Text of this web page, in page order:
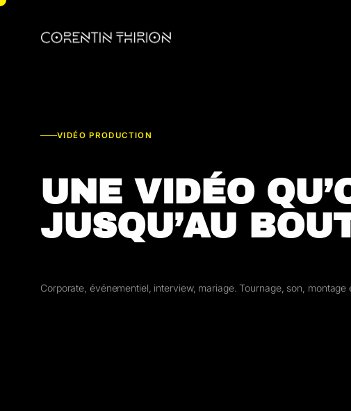
VIDÉO PRODUCTION
UNE VIDÉO
JUSQU’AU
Corporate, événementiel, interview, mariage. Tournage, son, montage